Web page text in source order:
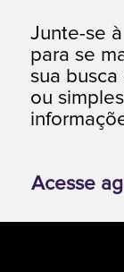
Junte-se
para se
sua
ou
Acesse